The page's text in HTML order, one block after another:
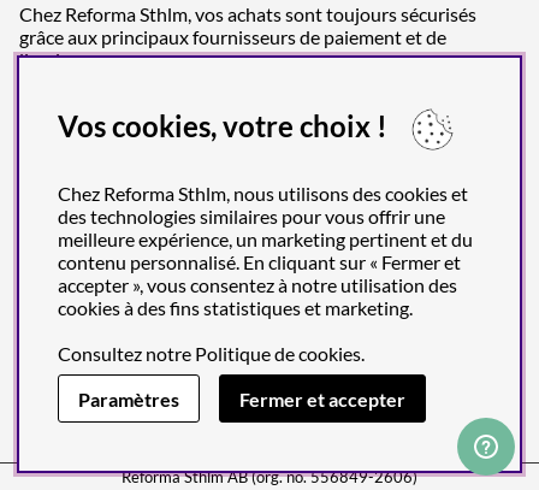
Chez Reforma Sthlm, vos achats sont toujours sécurisés
grâce aux principaux fournisseurs de paiement et de
livraison.
Reforma Sthlm AB (org. no. 556849-2606)
Vos cookies, votre choix !
Chez Reforma Sthlm, nous utilisons des cookies et
des technologies similaires pour vous offrir une
meilleure expérience, un marketing pertinent et du
contenu personnalisé. En cliquant sur « Fermer et
accepter », vous consentez à notre utilisation des
cookies à des fins statistiques et marketing.
Consultez notre Politique de cookies.
Paramètres
Fermer et accepter